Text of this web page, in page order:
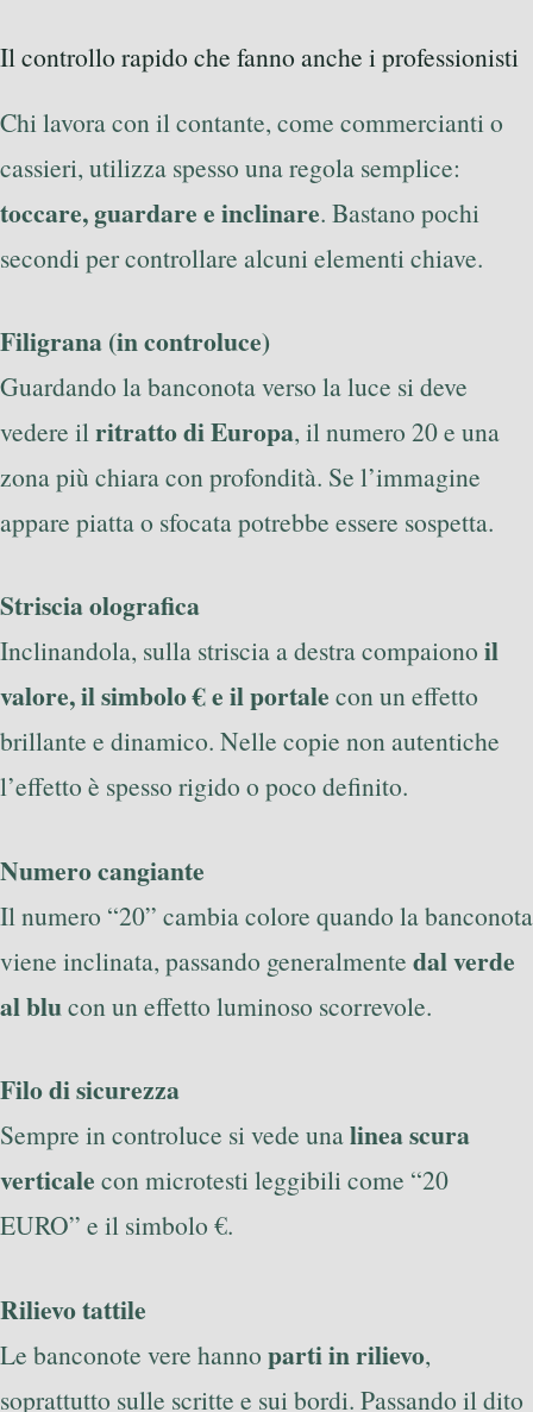
Il controllo rapido che fanno anche i professionisti
Chi lavora con il contante, come commercianti o
cassieri, utilizza spesso una regola semplice:
toccare, guardare e inclinare. Bastano pochi
secondi per controllare alcuni elementi chiave.
Filigrana (in controluce)
Guardando la banconota verso la luce si deve
vedere ilritratto di Europa, il numero 20 e una
zona più chiara con profondità. Se l’immagine
appare piatta o sfocata potrebbe essere sospetta.
Striscia olografica
Inclinandola, sulla striscia a destra compaiono il
valore, il simbolo € e il portale con un effetto
brillante e dinamico. Nelle copie non autentiche
l’effetto è spesso rigido o poco definito.
Numero cangiante
Il numero “20” cambia colore quando la banconota
viene inclinata, passando generalmente dal verde
al blucon un effetto luminoso scorrevole.
Filo di sicurezza
Sempre in controluce si vede unalinea scura
verticale con microtesti leggibili come “20
EURO” e il simbolo €.
Rilievo tattile
Le banconote vere hanno parti in rilievo,
soprattutto sulle scritte e sui bordi. Passando il dito